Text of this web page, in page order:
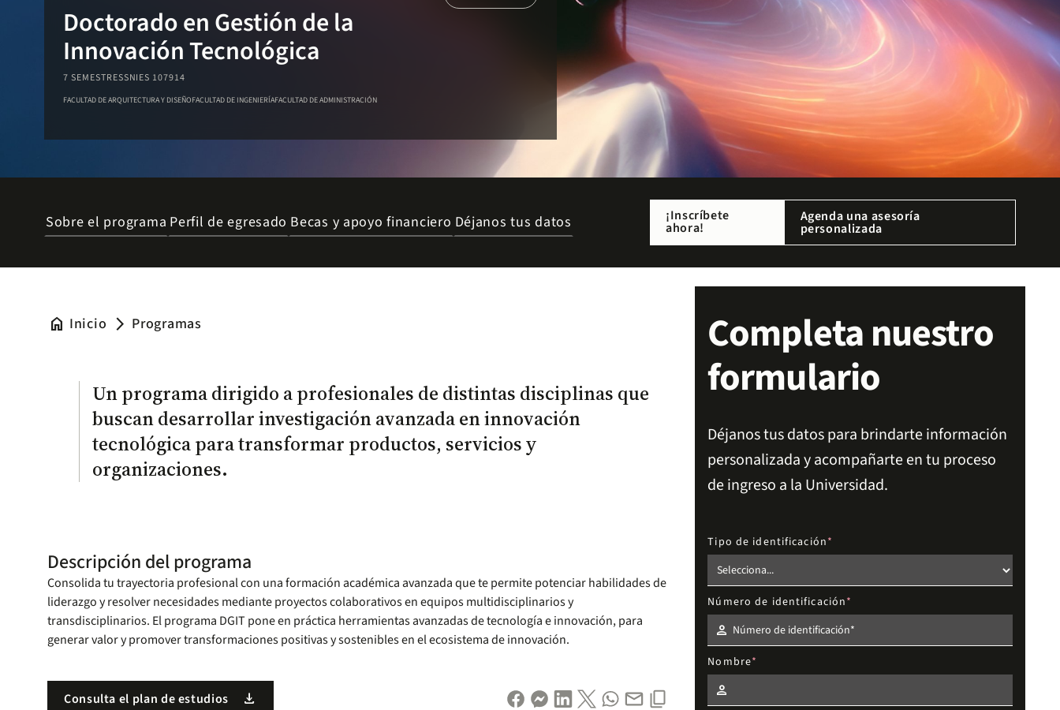
Doctorado en Gestión de la
Innovación Tecnológica
7 SEMESTRESSNIES 107914
FACULTAD DE ARQUITECTURA Y DISEÑOFACULTAD DE INGENIERÍAFACULTAD DE ADMINISTRACIÓN
Sobre el programa Perfil de egresado Becas y apoyo financiero Déjanos tus datos ¡Inscríbete
ahora!
Agenda una asesoría
personalizada
home Inicio arrow_forward_ios Programas
Un programa dirigido a profesionales de distintas disciplinas que
buscan desarrollar investigación avanzada en innovación
tecnológica para transformar productos, servicios y
organizaciones.
Descripción del programa
Consolida tu trayectoria profesional con una formación académica avanzada que te permite potenciar habilidades de
liderazgo y resolver necesidades mediante proyectos colaborativos en equipos multidisciplinarios y
transdisciplinarios. El programa DGIT pone en práctica herramientas avanzadas de tecnología e innovación, para
generar valor y promover transformaciones positivas y sostenibles en el ecosistema de innovación.
Consulta el plan de estudios download
Completa nuestro
formulario
Déjanos tus datos para brindarte información
personalizada y acompañarte en tu proceso
de ingreso a la Universidad.
Tipo de identificación
Número de identificación
Nombre